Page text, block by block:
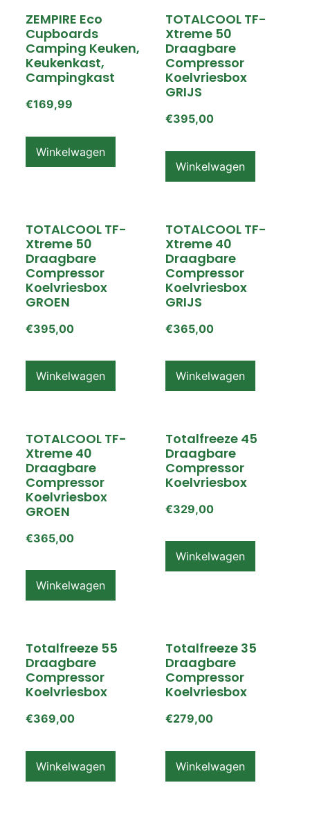
ZEMPIRE Eco
Cupboards
Camping Keuken,
Keukenkast,
Campingkast
€169,99
Winkelwagen
TOTALCOOL TF-
Xtreme 50
Draagbare
Compressor
Koelvriesbox
GRIJS
€395,00
Winkelwagen
TOTALCOOL TF-
Xtreme 50
Draagbare
Compressor
Koelvriesbox
GROEN
€395,00
Winkelwagen
TOTALCOOL TF-
Xtreme 40
Draagbare
Compressor
Koelvriesbox
GRIJS
€365,00
Winkelwagen
TOTALCOOL TF-
Xtreme 40
Draagbare
Compressor
Koelvriesbox
GROEN
€365,00
Winkelwagen
Totalfreeze 45
Draagbare
Compressor
Koelvriesbox
€329,00
Winkelwagen
Totalfreeze 55
Draagbare
Compressor
Koelvriesbox
€369,00
Winkelwagen
Totalfreeze 35
Draagbare
Compressor
Koelvriesbox
€279,00
Winkelwagen